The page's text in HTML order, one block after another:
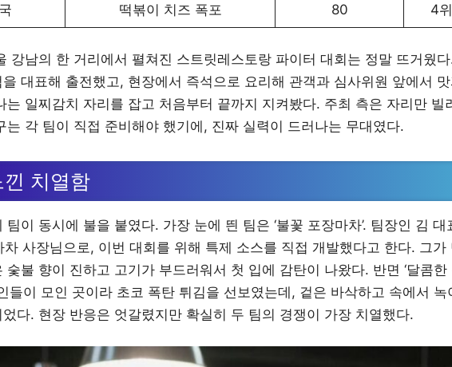
떡볶이 치즈 폭포 80 4위
강남의 한 거리에서 펼쳐진 스트릿레스토랑 파이터 대회는 정말 뜨거웠다
대표해 출전했고, 현장에서 즉석으로 요리해 관객과 심사위원 앞에서
는 일찌감치 자리를 잡고 처음부터 끝까지 지켜봤다. 주최 측은 자리만 빌
는 각 팀이 직접 준비해야 했기에, 진짜 실력이 드러나는 무대였다.
치열함
이 동시에 불을 붙였다. 가장 눈에 띈 팀은 ‘불꽃 포장마차’. 팀장인 김 대
차 사장님으로, 이번 대회를 위해 특제 소스를 직접 개발했다고 한다. 그가
숯불 향이 진하고 고기가 부드러워서 첫 입에 감탄이 나왔다. 반면 ‘달콤한
들이 모인 곳이라 초코 폭탄 튀김을 선보였는데, 겉은 바삭하고 속에서 녹
다. 현장 반응은 엇갈렸지만 확실히 두 팀의 경쟁이 가장 치열했다.